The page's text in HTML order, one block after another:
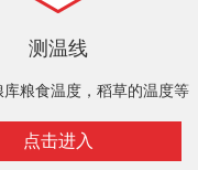
测温线
库粮食温度，稻草的温度等
点击进入